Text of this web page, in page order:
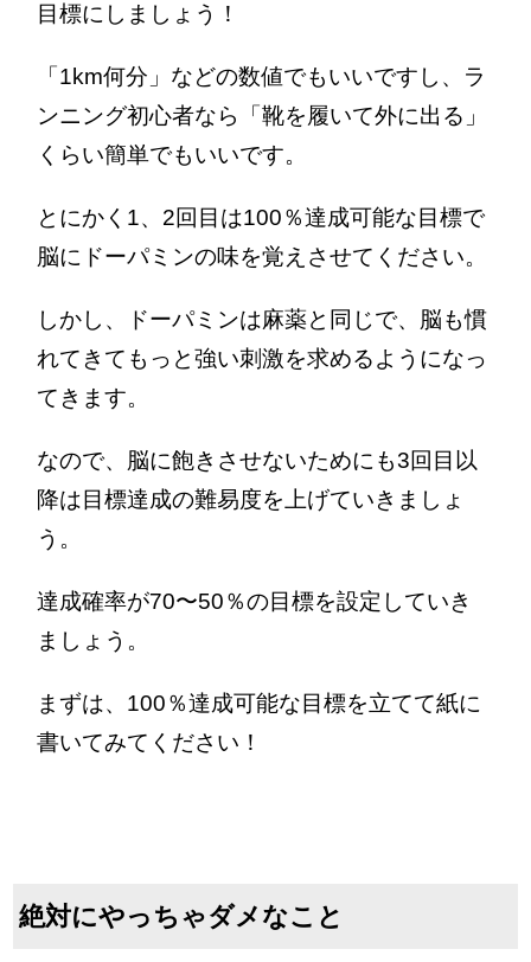
目標にしましょう！
「1km何分」などの数値でもいいですし、ラ
ンニング初心者なら「靴を履いて外に出る」
くらい簡単でもいいです。
とにかく1、2回目は100％達成可能な目標で
脳にドーパミンの味を覚えさせてください。
しかし、ドーパミンは麻薬と同じで、脳も慣
れてきてもっと強い刺激を求めるようになっ
てきます。
なので、脳に飽きさせないためにも3回目以
降は目標達成の難易度を上げていきましょ
う。
達成確率が70〜50％の目標を設定していき
ましょう。
まずは、100％達成可能な目標を立てて紙に
書いてみてください！
絶対にやっちゃダメなこと